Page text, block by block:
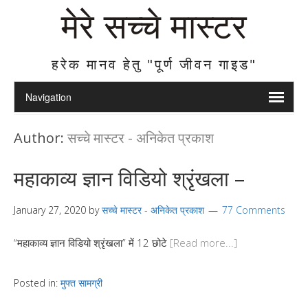
मेरे सच्चे मास्टर
हरेक मानव हेतु "पूर्ण जीवन गाइड"
Author:सच्चे मास्टर - अनिकेत प्रकाश
महाकाव्य ज्ञान विडियो श्रृंखला –
January 27, 2020 byसच्चे मास्टर - अनिकेत प्रकाश 77 Comments
“महाकाव्य ज्ञान विडियो श्रृंखला” में 12 छोटे [Read more...]
Posted in: मुफ्त सामग्री